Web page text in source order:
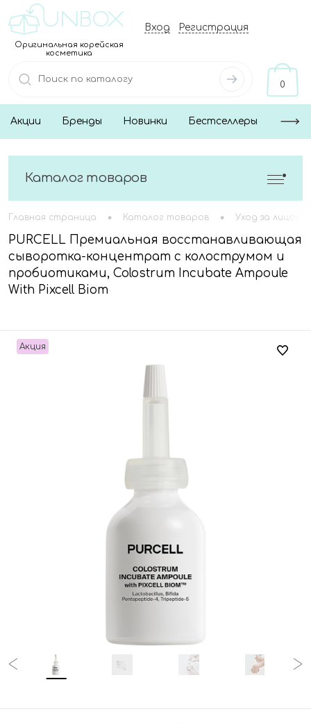
Оригинальная корейская
косметика
Вход Регистрация
0
Акции Бренды Новинки Бестселлеры
Каталог товаров
Главная страница • Каталог товаров • Уход за лицом
PURCELL Премиальная восстанавливающая
сыворотка-концентрат с колострумом и
пробиотиками, Colostrum Incubate Ampoule
With Pixcell Biom
Акция